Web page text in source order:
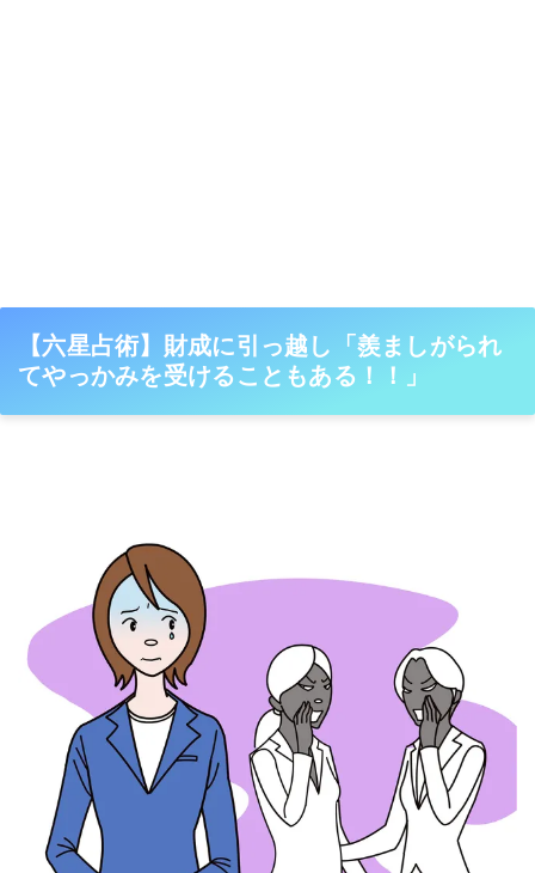
【六星占術】財成に引っ越し「羨ましがられ
てやっかみを受けることもある！！」